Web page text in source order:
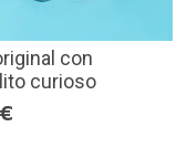
con
curioso